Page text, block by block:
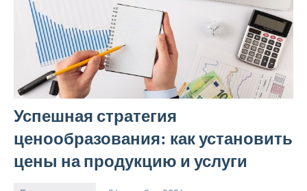
Успешная стратегия
ценообразования: как установить
цены на продукцию и услуги